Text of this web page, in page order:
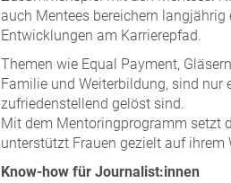
auch Mentees bereichern
Entwicklungen am Karrierepfad.
Themen wie Equal Payment,
Familie und Weiterbildung, sind nur
zufriedenstellend gelöst sind.
Mit dem Mentoringprogramm setzt
unterstützt Frauen gezielt auf ihrem
Know-how für Journalist:innen